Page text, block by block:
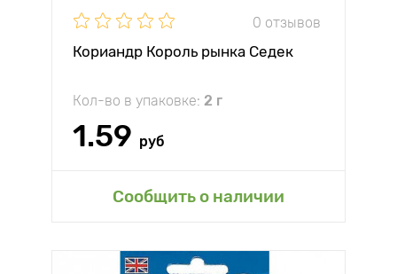
0 отзывов
Кориандр Король рынка Седек
Кол-во в упаковке: 2 г
1.59 руб
Сообщить о наличии